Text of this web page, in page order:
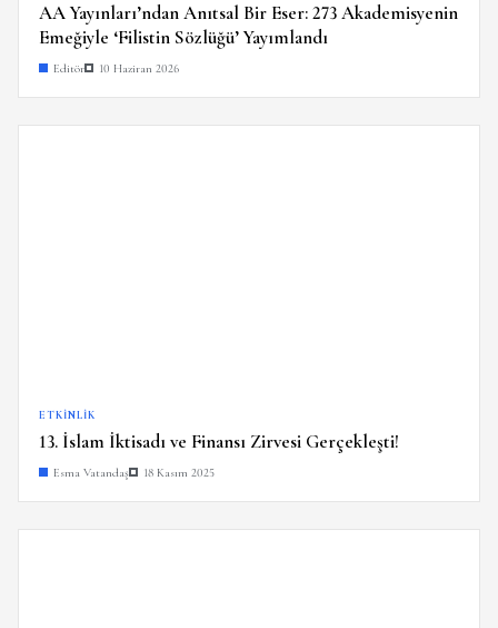
AA Yayınları’ndan Anıtsal Bir Eser: 273 Akademisyenin
Emeğiyle ‘Filistin Sözlüğü’ Yayımlandı
Editör 10 Haziran 2026
ETKINLIK
13. İslam İktisadı ve Finansı Zirvesi Gerçekleşti!
Esma Vatandaş 18 Kasım 2025